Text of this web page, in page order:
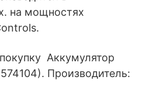
на мощностях
Аккумулятор
Производитель: